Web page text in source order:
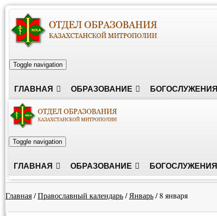
Toggle navigation
ГЛАВНАЯ ОБРАЗОВАНИЕ БОГОСЛУЖЕНИЯ
Toggle navigation
ГЛАВНАЯ ОБРАЗОВАНИЕ БОГОСЛУЖЕНИЯ
Главная/Православный календарь/ Январь/ 8 января